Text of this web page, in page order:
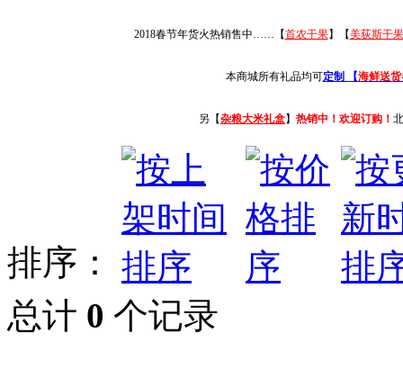
2018春节年货火热销售中……【首农干果】【美荻斯干果
本商城所有礼品均可定制 【海鲜送货
另【杂粮大米礼盒】 热销中！欢迎订购！
排序：
总计 0 个记录